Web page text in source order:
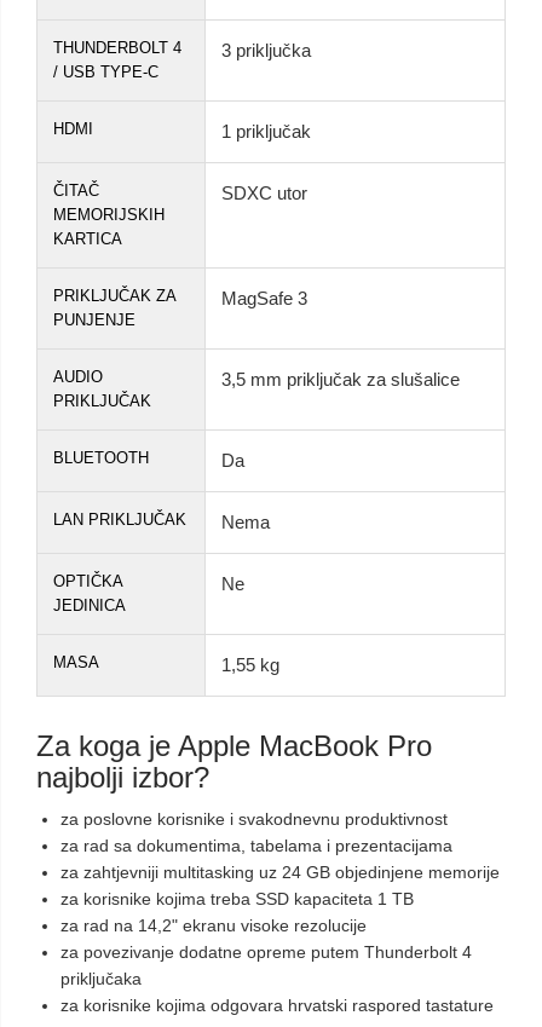
THUNDERBOLT 4
/ USB TYPE-C
3 priključka
HDMI 1 priključak
ČITAČ
MEMORIJSKIH
KARTICA
SDXC utor
PRIKLJUČAK ZA
PUNJENJE
MagSafe 3
AUDIO
PRIKLJUČAK
3,5 mm priključak za slušalice
BLUETOOTH Da
LAN PRIKLJUČAK Nema
OPTIČKA
JEDINICA
Ne
MASA 1,55 kg
Za koga je Apple MacBook Pro
najbolji izbor?
za poslovne korisnike i svakodnevnu produktivnost
za rad sa dokumentima, tabelama i prezentacijama
za zahtjevniji multitasking uz 24 GB objedinjene memorije
za korisnike kojima treba SSD kapaciteta 1 TB
za rad na 14,2" ekranu visoke rezolucije
za povezivanje dodatne opreme putem Thunderbolt 4
priključaka
za korisnike kojima odgovara hrvatski raspored tastature